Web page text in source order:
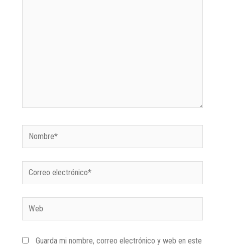
Guarda mi nombre, correo electrónico y web en este